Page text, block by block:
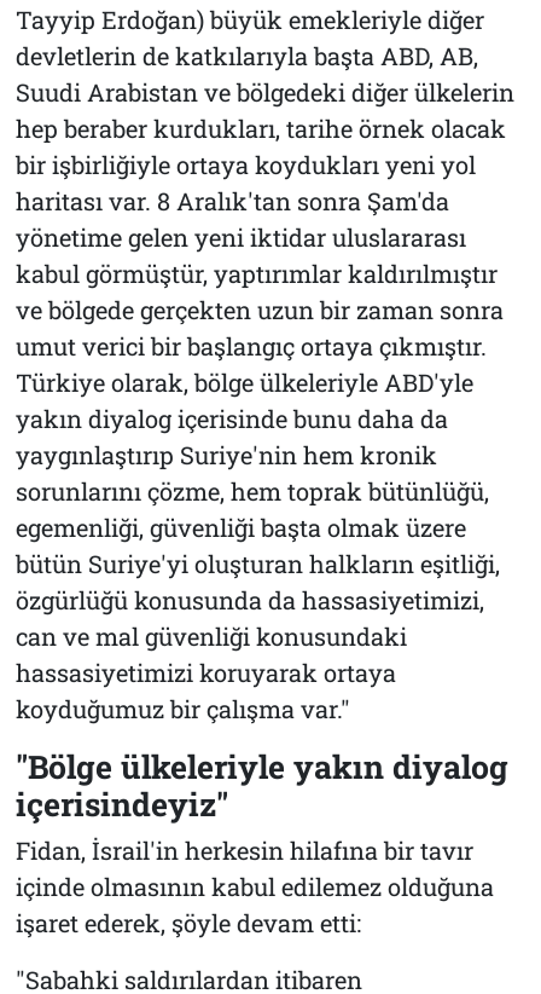
Tayyip Erdoğan) büyük emekleriyle diğer
devletlerin de katkılarıyla başta ABD, AB,
Suudi Arabistan ve bölgedeki diğer ülkelerin
hep beraber kurdukları, tarihe örnek olacak
bir işbirliğiyle ortaya koydukları yeni yol
haritası var. 8 Aralık'tan sonra Şam'da
yönetime gelen yeni iktidar uluslararası
kabul görmüştür, yaptırımlar kaldırılmıştır
ve bölgede gerçekten uzun bir zaman sonra
umut verici bir başlangıç ortaya çıkmıştır.
Türkiye olarak, bölge ülkeleriyle ABD'yle
yakın diyalog içerisinde bunu daha da
yaygınlaştırıp Suriye'nin hem kronik
sorunlarını çözme, hem toprak bütünlüğü,
egemenliği, güvenliği başta olmak üzere
bütün Suriye'yi oluşturan halkların eşitliği,
özgürlüğü konusunda da hassasiyetimizi,
can ve mal güvenliği konusundaki
hassasiyetimizi koruyarak ortaya
koyduğumuz bir çalışma var."
"Bölge ülkeleriyle yakın diyalog
içerisindeyiz"
Fidan, İsrail'in herkesin hilafına bir tavır
içinde olmasının kabul edilemez olduğuna
işaret ederek, şöyle devam etti:
"Sabahki saldırılardan itibaren